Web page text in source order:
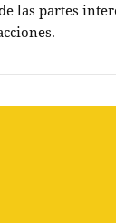
las partes